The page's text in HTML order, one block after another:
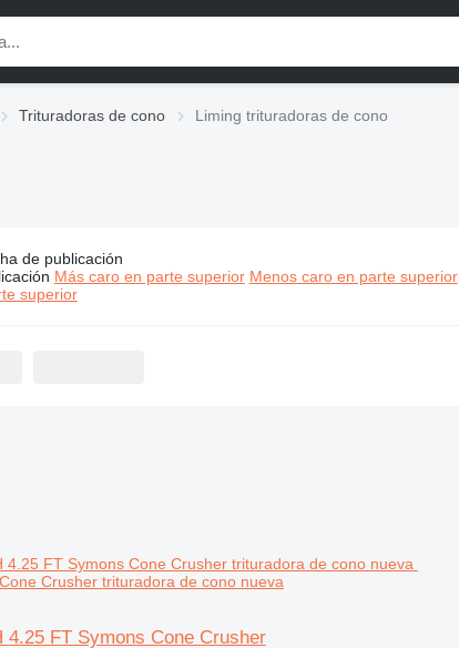
Trituradoras de cono Liming trituradoras de cono
Liming trituradoras de cono
de publicación
Más caro en parte superior Menos caro en parte superior
superior
Crusher trituradora de cono nueva
4.25 FT Symons Cone Crusher